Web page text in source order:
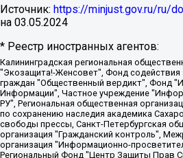
Источник: https://minjust.gov.ru/ru/
на 03.05.2024
* Реестр иностранных агентов:
Калининградская региональная общественная организация "Экозащита!-Женсовет", Фонд содействия защите прав и свобод граждан "Общественный вердикт", Фонд "Институт Развития Свободы Информации", Частное учреждение "Информационное агентство МЕМО. РУ", Региональная общественная организация "Общественная комиссия по сохранению наследия академика Сахарова", Фонд поддержки свободы прессы, Санкт-Петербургская общественная правозащитная организация "Гражданский контроль", Межрегиональная общественная организация "Информационно-просветительский центр "Мемориал", Региональный Фонд "Центр Защиты Прав Средств Массовой Информации", с 05.12.2023 Фонд "Центр Защиты Прав Средств массовой информации", Региональная общественная благотворительная организация помощи беженцам и мигрантам "Гражданское содействие", Негосударственное образовательное учреждение дополнительного профессионального образования (повышение квалификации) специалистов "АКАДЕМИЯ ПО ПРАВАМ ЧЕЛОВЕКА", Свердловская региональная общественная организация "Сутяжник", Автономная некоммерческая организация "Центр независимых социологических исследований", Союз общественных объединений "Российский исследовательский центр по правам человека", Региональное общественное учреждение научно-информационный центр "МЕМОРИАЛ", Некоммерческая организация "Фонд защиты гласности", Автономная некоммерческая организация "Институт прав человека", Городская общественная организация "Екатеринбургское общество "МЕМОРИАЛ", Городская общественная организация "Рязанское историко-просветительское и правозащитное общество "Мемориал" (Рязанский Мемориал), Челябинский региональный орган общественной самодеятельности – женское общественное объединение "Женщины Евразии", Челябинский региональный орган общественной самодеятельности "Уральская правозащитная группа", Фонд содействия защите здоровья и социальной справедливости имени Андрея Рылькова, Автономная Некоммерческая Организация "Аналитический Центр Юрия Левады", Автономная некоммерческая организация социальной поддержки населения "Проект Апрель", Региональная общественная организация помощи женщинам и детям, находящимся в кризисной ситуации "Информационно-методический центр "Анна", Фонд содействия развитию массовых коммуникаций и правовому просвещению "Так-так-Так", Фонд содействия устойчивому развитию "Серебряная тайга", Свердловский региональный общественный фонд социальных проектов "Новое время", "Idel.Реалии", Кавказ.Реалии, Крым.Реалии, Телеканал Настоящее Время, Татаро-башкирская служба Радио Свобода (Azatliq Radiosi), Радио Свободная Европа/Радио Свобода (PCE/PC), "Сибирь.Реалии", "Фактограф", Благотворительный фонд помощи осужденным и их семьям, Автономная некоммерческая организация "Институт глобализации и социальных движений", Фонд "В защиту прав заключенных", Частное учреждение "Центр поддержки и содействия развитию средств массовой информации", Пензенский региональный общественный благотворительный фонд "Гражданский союз", "Север.Реалии", Некоммерческая организация Фонд "Правовая инициатива", Общество с ограниченной ответственностью "Радио Свободная Европа/Радио Свобода", Чешское информационное агентство "MEDIUM-ORIENT", Красноярская региональная общественная организация "Мы против СПИДа", Камалягин Денис Николаевич, Маркелов Сергей Евгеньевич, Пономарев Лев Александрович, Савицкая Людмила Алексеевна, Автономная некоммерческая организация "Центр по работе с проблемой насилия "НАСИЛИЮ.НЕТ", Межрегиональный профессиональный союз работников здравоохранения "Альянс врачей", Юридическое лицо, зарегистрированное в Латвийской Республике, SIA "Medusa Project" (регистрационный номер 40103797863, дата регистрации 10.06.2014), Некоммерческая организация "Фонд по борьбе с коррупцией", Автономная некоммерческая организация "Институт права и публичной политики", Баданин Роман Сергеевич, Гликин Максим Александрович, Железнова Мария Михайловна, Лукьянова Юлия Сергеевна, Маетная Елизавета Витальевна, Маняхин Петр Борисович, Чуракова Ольга Владимировна, Ярош Юлия Петровна, Юридическое лицо "The Insider SIA", зарегистрированное в Риге, Латвийская Республика (дата регистрации 26.06.2015), являющееся администратором доменного имени интернет-издания "The Insider SIA", https://theins.ru, Постернак Алексей Евгеньевич, Рубин Михаил Аркадьевич, Анин Роман Александрович, Юридическое лицо Istories fonds, зарегистрированное в Латвийской Республике (регистрационный номер 50008295751, дата регистрации 24.02.2020), Великовский Дмитрий Александрович, Долинина Ирина Николаевна, Мароховская Алеся Алексеевна, Шлейнов Роман Юрьевич, Шмагун Олеся Валентиновна, Общество с ограниченной ответственностью "Альтаир 2021", Общество с ограниченной ответственностью "Вега 2021", Общество с ограниченной ответственностью "Главный редактор 2021", Общество с ограниченной ответственностью "Ромашки монолит", Важенков Артем Валерьевич, Ивановская областная общественная организация "Центр гендерных исследований", Гурман Юрий Альбертович, Медиапроект "ОВД-Инфо", Егоров Владимир Владимирович, Жилинский Владимир Александрович, Общество с ограниченной ответственностью "ЗП", Иванова София Юрьевна, Карезина Инна Павловна, Кильтау Екатерина Викторовна, Петров Алексей Викторович, Пискунов Сергей Евгеньевич, Смирнов Сергей Сергеевич, Тихонов Михаил Сергеевич, Общество с ограниченной ответственностью "ЖУРНАЛИСТ-ИНОСТРАННЫЙ АГЕНТ", Арапова Галина Юрьевна, Вольтская Татьяна Анатольевна, Американская компания "Mason G.E.S. Anonymous Foundation" (США), являющаяся владельцем интернет-издания https://mnews.world/, Компания "Stichting Bellingcat", зарегистрированная в Нидерландах (дата регистрации 11.07.2018), Захаров Андрей Вячеславович, Клепиковская Екатерина Дмитриевна, Общество с ограниченной ответственностью "МЕМО", Перл Роман Александрович, Симонов Евгений Алексеевич, Соловьева Елена Анатольевна, Сотников Даниил Владимирович, Сурначева Елизавета Дмитриевна, Автономная некоммерческая организация по защите прав человека и информированию населения "Якутия – Наше Мнение", Общество с ограниченной ответственностью "Москоу диджитал медиа", с 26.01.2023 Общество с ограниченной ответственностью "Чайка Белые сады", Ветошкина Валерия Валерьевна, Заговора Максим Александрович, Межрегиональное общественное движение "Российская ЛГБТ - сеть", Оленичев Максим Владимирович, Павлов Иван Юрьевич, Скворцова Елена Сергеевна, Общество с ограниченной ответственностью "Как бы инагент", Кочетков Игорь Викторович, Общество с ограниченной ответственностью "Честные выборы", Еланчик Олег Александрович, Общество с ограниченной ответственностью "Нобелевский призыв", Гималова Регина Эмилевна, Григорьев Андрей Валерьевич, Григорьева Алина Александровна, Ассоциация по содействию защите прав призывников, альтернативнослужащих и военнослужащих "Правозащитная группа "Гражданин.Армия.Право", Хисамова Регина Фаритовна, Автономная некоммерческая организация по реализации социально-правовых программ "Лилит", Дальневосточное общественное движение "Маяк", Санкт-Петербургская ЛГБТ-инициативная группа "Выход", Инициативная группа ЛГБТ+ "Реверс", Алексеев Андрей Викторович, Бекбулатова Таисия Львовна, Беляев Иван Михайлович, Владыкина Елена Сергеевна, Гельман Марат Александрович, Никульшина Вероника Юрьевна,